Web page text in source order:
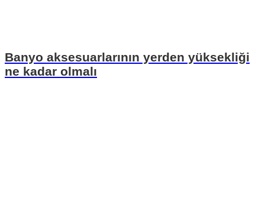
Banyo aksesuarlarının yerden yüksekliği
ne kadar olmalı